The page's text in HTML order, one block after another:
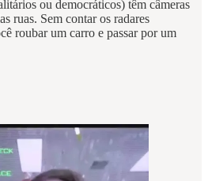
ou democráticos) têm câmeras
ruas. Sem contar os radares
roubar um carro e passar por um